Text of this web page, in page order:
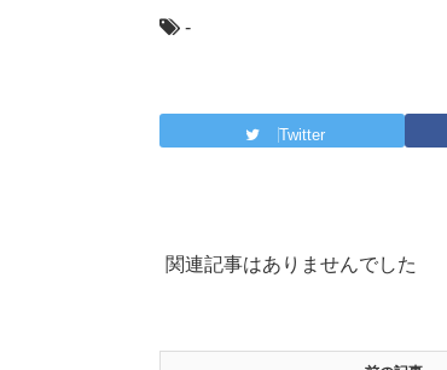
-
Twitter
関連記事はありませんでした